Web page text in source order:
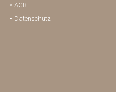
AGB
Datenschutz